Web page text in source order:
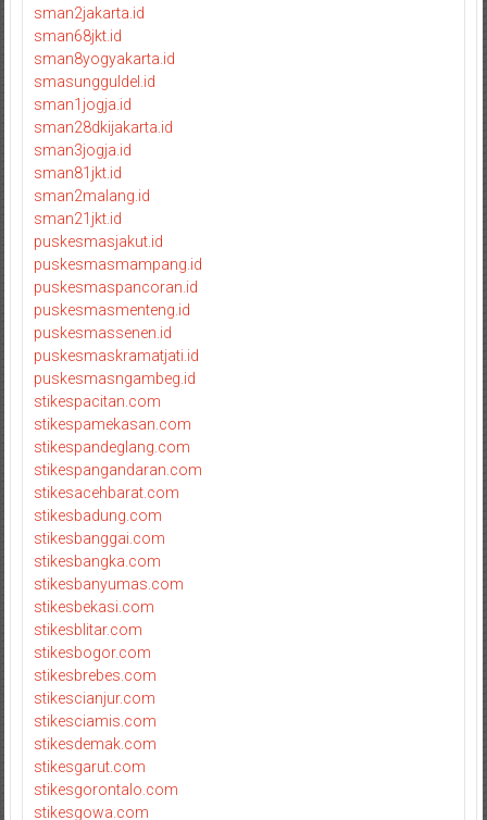
sman2jakarta.id
sman68jkt.id
sman8yogyakarta.id
smasungguldel.id
sman1jogja.id
sman28dkijakarta.id
sman3jogja.id
sman81jkt.id
sman2malang.id
sman21jkt.id
puskesmasjakut.id
puskesmasmampang.id
puskesmaspancoran.id
puskesmasmenteng.id
puskesmassenen.id
puskesmaskramatjati.id
puskesmasngambeg.id
stikespacitan.com
stikespamekasan.com
stikespandeglang.com
stikespangandaran.com
stikesacehbarat.com
stikesbadung.com
stikesbanggai.com
stikesbangka.com
stikesbanyumas.com
stikesbekasi.com
stikesblitar.com
stikesbogor.com
stikesbrebes.com
stikescianjur.com
stikesciamis.com
stikesdemak.com
stikesgarut.com
stikesgorontalo.com
stikesgowa.com